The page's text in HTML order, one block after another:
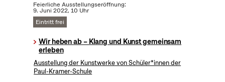
Feierliche Ausstellungseröffnung:
9. Juni 2022, 10 Uhr
Eintritt frei
Wir heben ab – Klang und Kunst gemeinsam
erleben
Ausstellung der Kunstwerke von Schüler*innen der
Paul-Kramer-Schule